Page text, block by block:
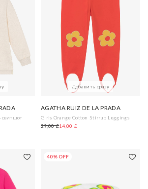
свитшот
Добавить сразу
AGATHA RUIZ DE LA PRADA
Girls Orange Cotton Stirrup Leggings
29,00 £14,00 £
40% OFF